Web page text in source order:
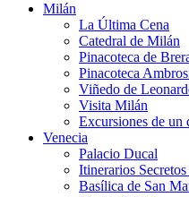
Milán
La Última Cena
Catedral de Milán
Pinacoteca de
Pinacoteca
Viñedo de
Visita Milán
Excursiones de un
Venecia
Palacio Ducal
Itinerarios
Basílica de San